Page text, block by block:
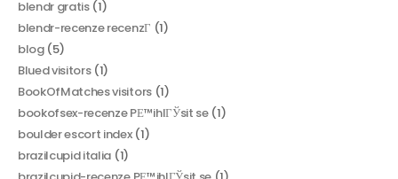
blendr gratis(1)
blendr-recenze recenzГ­ (1)
blog(5)
Blued visitors(1)
BookOfMatches visitors(1)
bookofsex-recenze PЕ™ihlГЎsit se(1)
boulder escort index(1)
brazilcupid italia (1)